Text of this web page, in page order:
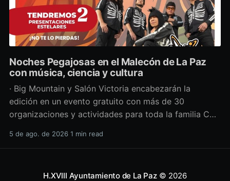
Noches Pegajosas en el Malecón de La Paz
con música, ciencia y cultura
· Big Mountain y Salón Victoria encabezarán la
edición en un evento gratuito con más de 30
organizaciones y actividades para toda la familia Con
divulgación científica y actividades culturales
5 de ago. de 2026 1 min read
H.XVIII Ayuntamiento de La Paz© 2026